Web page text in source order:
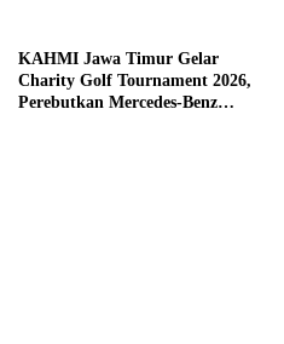
KAHMI Jawa Timur Gelar
Charity Golf Tournament 2026,
Perebutkan Mercedes-Benz